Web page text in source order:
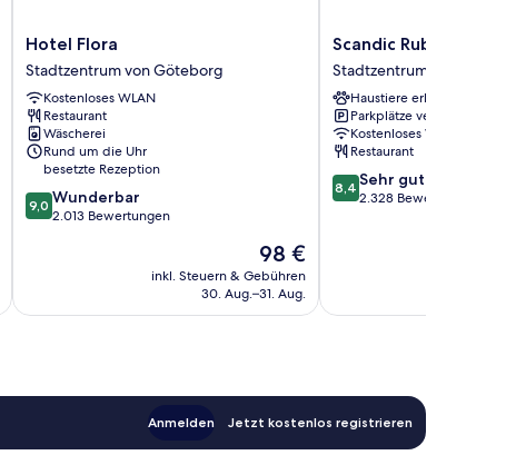
Hotel
Flora
Stadtzentrum
von
Göteborg
Hotel Flora
Stadtzentrum von Göteborg
Kostenloses WLAN
Restaurant
Wäscherei
Rund um die Uhr
besetzte Rezeption
9.0
von
9,0 Wunderbar
2.013 Bewertungen
Der
Preis
beträgt
98 €
inkl. Steuern & Gebühren
30. Aug.–31. Aug.
Scandic
Rubinen
Stadtzentrum
von
Göteborg
Scandic Rubinen
Stadtzentrum von
Haustiere erlaubt
Parkplätze verfügbar
Kostenloses WLAN
Restaurant
8.4
von
8,4 Sehr gut
2.328 Bewertungen
Anmelden Jetzt kostenlos registrieren